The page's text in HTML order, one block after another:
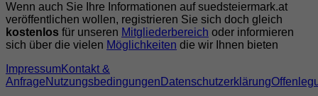
Wenn auch Sie Ihre Informationen auf suedsteiermark.at
veröffentlichen wollen, registrieren Sie sich doch gleich
kostenlos für unseren Mitgliederbereich oder informieren
sich über die vielen Möglichkeiten die wir Ihnen bieten
ImpressumKontakt &
AnfrageNutzungsbedingungen Datenschutzerklärung